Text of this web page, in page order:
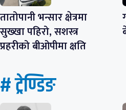
तातोपानी भन्सार क्षेत्रमा
सुख्खा पहिरो, सशस्त्र
प्रहरीको बीओपीमा क्षति
# ट्रेण्डिङ